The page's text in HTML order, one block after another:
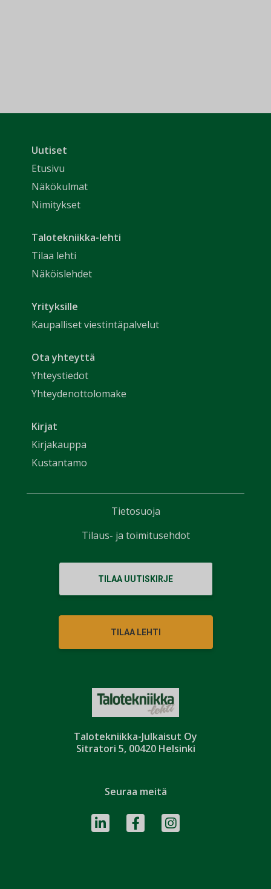
Talotekniikka-Julkaisut Oy
Sitratori 5, 00420 Helsinki
Uutiset
Etusivu
Näkökulmat
Nimitykset
Talotekniikka-lehti
Tilaa lehti
Näköislehdet
Yrityksille
Kaupalliset viestintäpalvelut
Ota yhteyttä
Yhteystiedot
Yhteydenottolomake
Kirjat
Kirjakauppa
Kustantamo
TILAA UUTISKIRJE
TILAA LEHTI
Seuraa meitä
Tietosuoja
Tilaus- ja toimitusehdot